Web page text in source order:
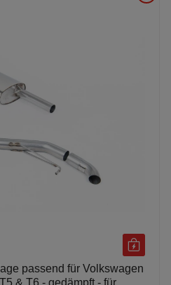
passend für Volkswagen
& T6 - gedämpft - für